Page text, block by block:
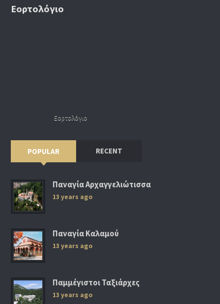
Εορτολόγιο
Εορτολόγιο
POPULAR RECENT
Παναγία Αρχαγγελιώτισσα
13 years ago
Παναγία Καλαμού
13 years ago
Παμμέγιστοι Ταξιάρχες
13 years ago